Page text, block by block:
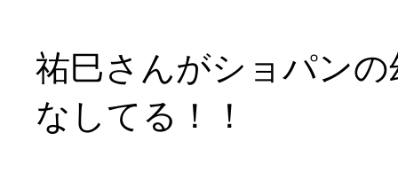
祐巳さんがショパン
なしてる！！